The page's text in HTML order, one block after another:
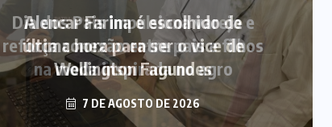
Alencar Farina é escolhido de
última hora para ser o vice de
Wellington Fagundes
7 DE AGOSTO DE 2026